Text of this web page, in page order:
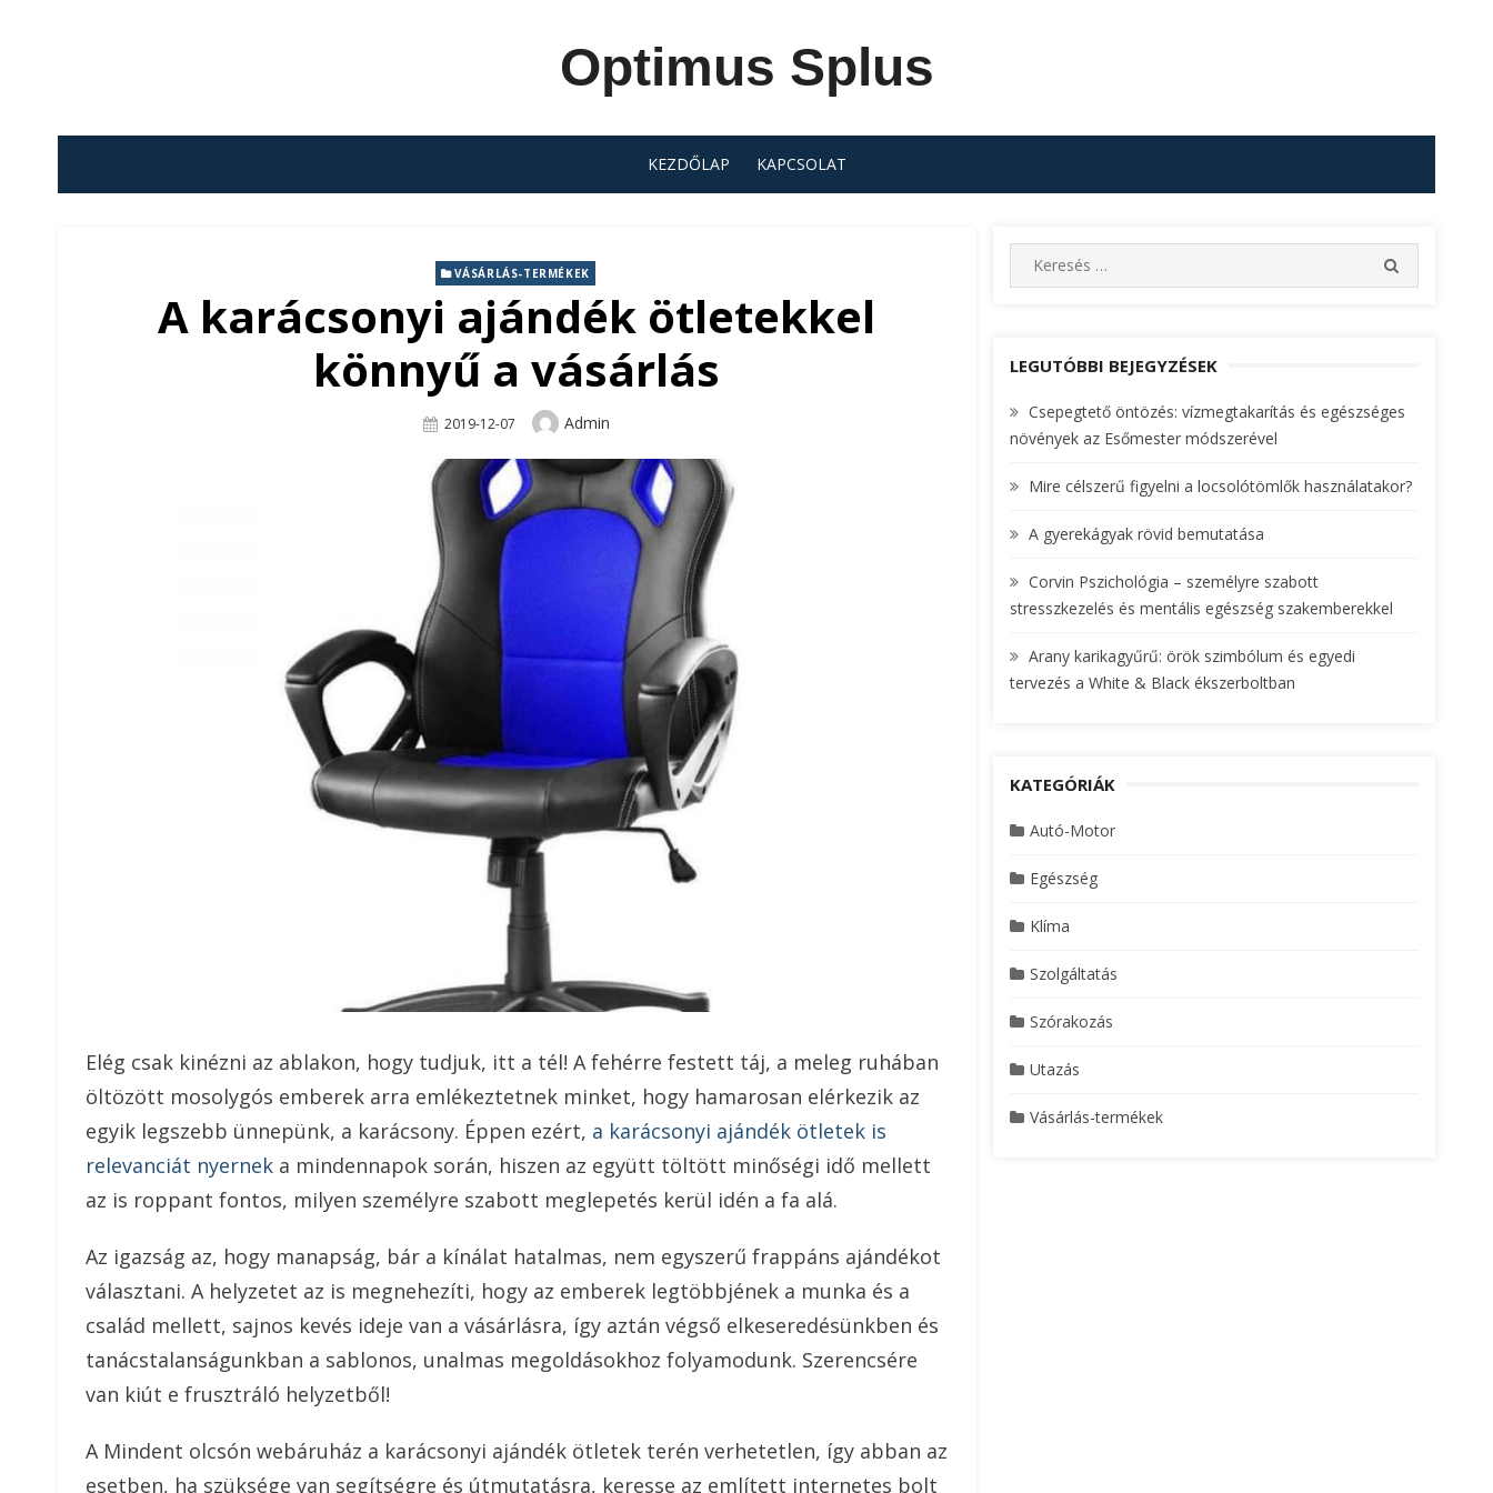
Optimus Splus
KEZDŐLAP KAPCSOLAT
VÁSÁRLÁS-TERMÉKEK
A karácsonyi ajándék ötletekkel
könnyű a vásárlás
Posted
2019-12-07 Author
Admin
Elég csak kinézni az ablakon, hogy tudjuk, itt a tél! A fehérre festett táj, a meleg ruhában
öltözött mosolygós emberek arra emlékeztetnek minket, hogy hamarosan elérkezik az
egyik legszebb ünnepünk, a karácsony. Éppen ezért, a karácsonyi ajándék ötletek is
relevanciát nyernek a mindennapok során, hiszen az együtt töltött minőségi idő mellett
az is roppant fontos, milyen személyre szabott meglepetés kerül idén a fa alá.
Az igazság az, hogy manapság, bár a kínálat hatalmas, nem egyszerű frappáns ajándékot
választani. A helyzetet az is megnehezíti, hogy az emberek legtöbbjének a munka és a
család mellett, sajnos kevés ideje van a vásárlásra, így aztán végső elkeseredésünkben és
tanácstalanságunkban a sablonos, unalmas megoldásokhoz folyamodunk. Szerencsére
van kiút e frusztráló helyzetből!
A Mindent olcsón webáruház a karácsonyi ajándék ötletek terén verhetetlen, így abban az
esetben, ha szüksége van segítségre és útmutatásra, keresse az említett internetes bolt
e
c
f
o
:
E
LEGUTÓBBI BEJEGYZÉSEK
Csepegtető öntözés: vízmegtakarítás és egészséges
növények az Esőmester módszerével
Mire célszerű figyelni a locsolótömlők használatakor?
A gyerekágyak rövid bemutatása
Corvin Pszichológia – személyre szabott
stresszkezelés és mentális egészség szakemberekkel
Arany karikagyűrű: örök szimbólum és egyedi
tervezés a White & Black ékszerboltban
KATEGÓRIÁK
Autó-Motor
Egészség
Klíma
Szolgáltatás
Szórakozás
Utazás
Vásárlás-termékek